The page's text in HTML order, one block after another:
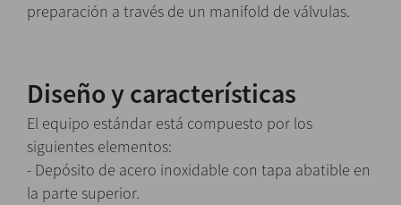
preparación a través de un manifold de válvulas.
Diseño y características
El equipo estándar está compuesto por los
siguientes elementos:
- Depósito de acero inoxidable con tapa abatible en
la parte superior.